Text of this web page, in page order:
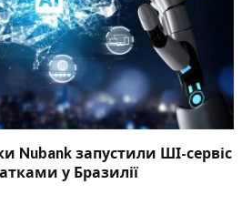
Nubank запустили ШІ-сервіс
у Бразилії